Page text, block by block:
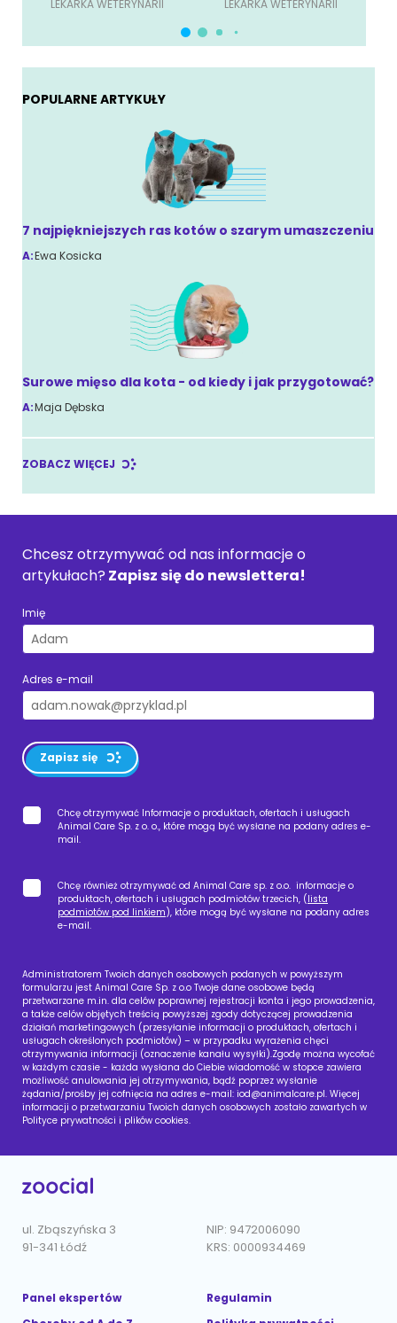
LEKARKA WETERYNARII LEKARKA WETERYNARII
POPULARNE ARTYKUŁY
7 najpiękniejszych ras kotów o szarym umaszczeniu
A:Ewa Kosicka
Surowe mięso dla kota - od kiedy i jak przygotować?
A:Maja Dębska
ZOBACZ WIĘCEJ
Chcesz otrzymywać od nas informacje o
artykułach? Zapisz się do newslettera!
Imię
Adres e-mail
Zapisz się
Chcę otrzymywać Informacje o produktach, ofertach i usługach
Animal Care Sp. z o. o., które mogą być wysłane na podany adres e-
mail.
Chcę również otrzymywać od Animal Care sp. z o.o. informacje o
produktach, ofertach i usługach podmiotów trzecich, (lista
podmiotów pod linkiem), które mogą być wysłane na podany adres
e-mail.
Administratorem Twoich danych osobowych podanych w powyższym
formularzu jest Animal Care Sp. z o.o Twoje dane osobowe będą
przetwarzane m.in. dla celów poprawnej rejestracji konta i jego prowadzenia,
a także celów objętych treścią powyższej zgody dotyczącej prowadzenia
działań marketingowych (przesyłanie informacji o produktach, ofertach i
usługach określonych podmiotów) – w przypadku wyrażenia chęci
otrzymywania informacji (oznaczenie kanału wysyłki).Zgodę można wycofać
w każdym czasie - każda wysłana do Ciebie wiadomość w stopce zawiera
możliwość anulowania jej otrzymywania, bądź poprzez wysłanie
żądania/prośby jej cofnięcia na adres e-mail: iod@animalcare.pl. Więcej
informacji o przetwarzaniu Twoich danych osobowych zostało zawartych w
Polityce prywatności i plików cookies.
ul. Zbąszyńska 3
91-341 Łódź
NIP: 9472006090
KRS: 0000934469
Panel ekspertów
Regulamin